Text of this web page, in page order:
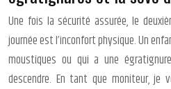
Une fois la sécurité assurée, le
journée est l’inconfort physique. Un
moustiques ou qui a une
descendre. En tant que moniteur,